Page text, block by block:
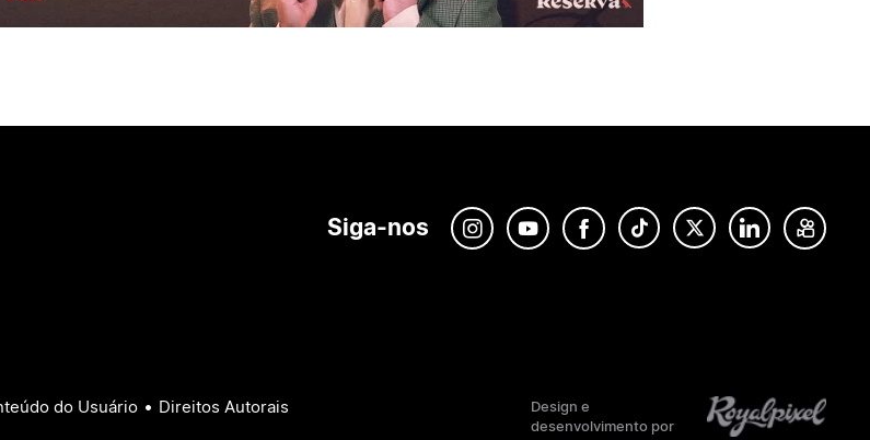
Siga-nos
Design e
desenvolvimento por
do Usuário • Direitos Autorais